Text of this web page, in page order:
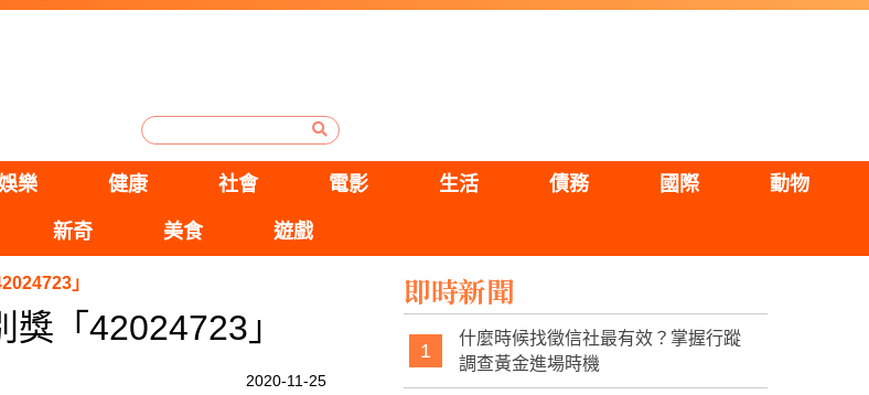
樂 健康 社會 電影 生活 債務 國際 動物
新奇 美食 遊戲
」
「42024723」
2020-11-25
即時新聞
1
什麼時候找徵信社最有效？掌握行蹤
調查黃金進場時機